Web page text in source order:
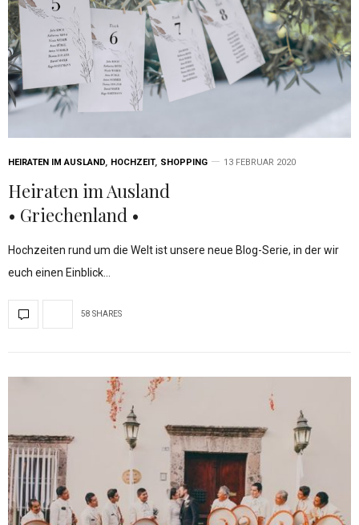
HEIRATEN IM AUSLAND, HOCHZEIT, SHOPPING 13 FEBRUAR 2020
Heiraten im Ausland
• Griechenland •
Hochzeiten rund um die Welt ist unsere neue Blog-Serie, in der wir
euch einen Einblick…
58 SHARES